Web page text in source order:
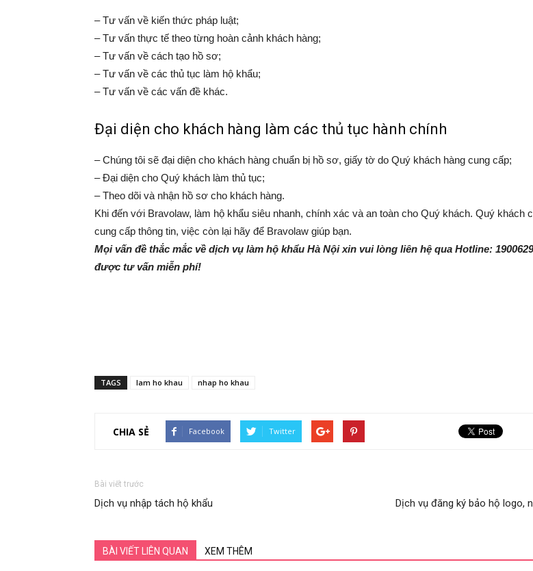
– Tư vấn về kiến thức pháp luật;
– Tư vấn thực tế theo từng hoàn cảnh khách hàng;
– Tư vấn về cách tạo hồ sơ;
– Tư vấn về các thủ tục làm hộ khẩu;
– Tư vấn về các vấn đề khác.
Đại diện cho khách hàng làm các thủ tục hành chính
– Chúng tôi sẽ đại diện cho khách hàng chuẩn bị hồ sơ, giấy tờ do Quý khách hàng cung cấp;
– Đại diện cho Quý khách làm thủ tục;
– Theo dõi và nhận hồ sơ cho khách hàng.
Khi đến với Bravolaw, làm hộ khẩu siêu nhanh, chính xác và an toàn cho Quý khách. Quý khách
cung cấp thông tin, việc còn lại hãy để Bravolaw giúp bạn.
Mọi vấn đề thắc mắc về dịch vụ làm hộ khẩu Hà Nội xin vui lòng liên hệ qua Hotline:
được tư vấn miễn phí!
TAGS lam ho khau nhap ho khau
CHIA SẺ Facebook Twitter
Bài viết trước
Dịch vụ nhập tách hộ khẩu Dịch vụ đăng ký bảo hộ logo,
BÀI VIẾT LIÊN QUAN XEM THÊM